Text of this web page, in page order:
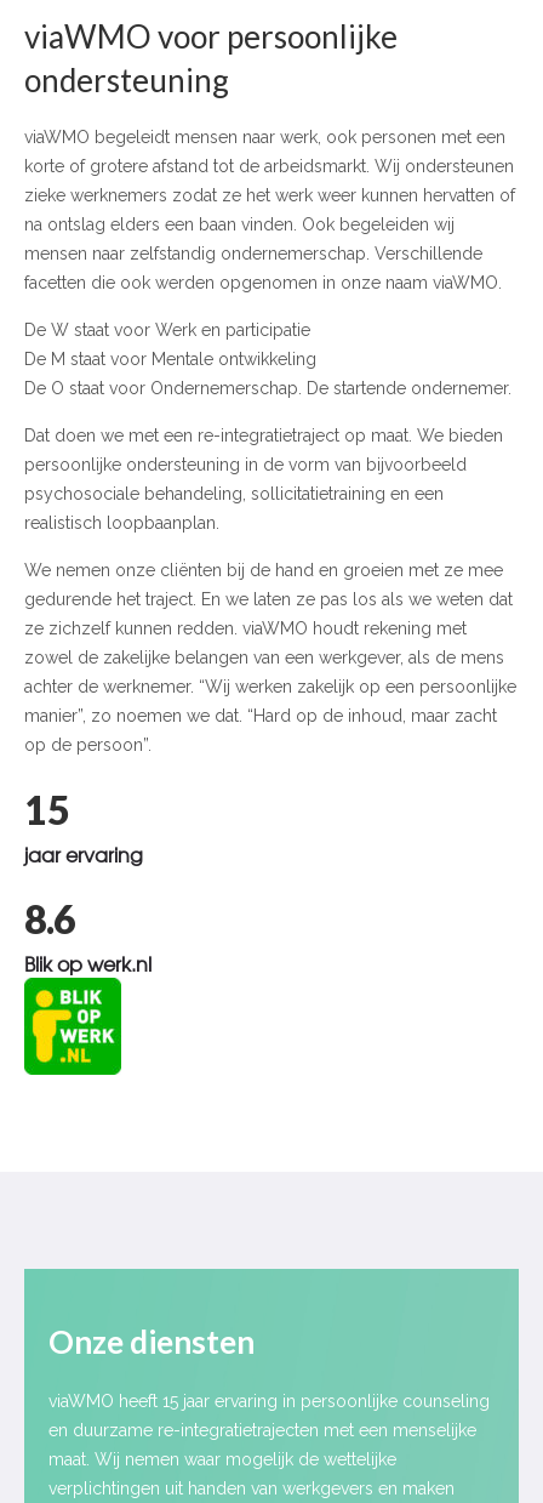
viaWMO voor persoonlijke
ondersteuning
viaWMO begeleidt mensen naar werk, ook personen met een
korte of grotere afstand tot de arbeidsmarkt. Wij ondersteunen
zieke werknemers zodat ze het werk weer kunnen hervatten of
na ontslag elders een baan vinden. Ook begeleiden wij
mensen naar zelfstandig ondernemerschap. Verschillende
facetten die ook werden opgenomen in onze naam viaWMO.
De W staat voor Werk en participatie
De M staat voor Mentale ontwikkeling
De O staat voor Ondernemerschap. De startende ondernemer.
Dat doen we met een re-integratietraject op maat. We bieden
persoonlijke ondersteuning in de vorm van bijvoorbeeld
psychosociale behandeling, sollicitatietraining en een
realistisch loopbaanplan.
We nemen onze cliënten bij de hand en groeien met ze mee
gedurende het traject. En we laten ze pas los als we weten dat
ze zichzelf kunnen redden. viaWMO houdt rekening met
zowel de zakelijke belangen van een werkgever, als de mens
achter de werknemer. “Wij werken zakelijk op een persoonlijke
manier”, zo noemen we dat. “Hard op de inhoud, maar zacht
op de persoon”.
15
jaar ervaring
8.6
Blik op werk.nl
Onze diensten
viaWMO heeft 15 jaar ervaring in persoonlijke counseling
en duurzame re-integratietrajecten met een menselijke
maat. Wij nemen waar mogelijk de wettelijke
verplichtingen uit handen van werkgevers en maken